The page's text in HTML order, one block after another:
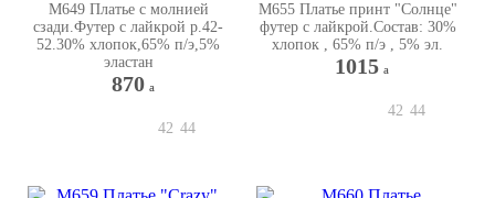
М649 Платье с молнией
сзади.Футер с лайкрой р.42-
52.30% хлопок,65% п/э,5%
эластан
870 a
42 44
М655 Платье принт "Солнце"
футер с лайкрой.Состав: 30%
хлопок , 65% п/э , 5% эл.
1015 a
42 44